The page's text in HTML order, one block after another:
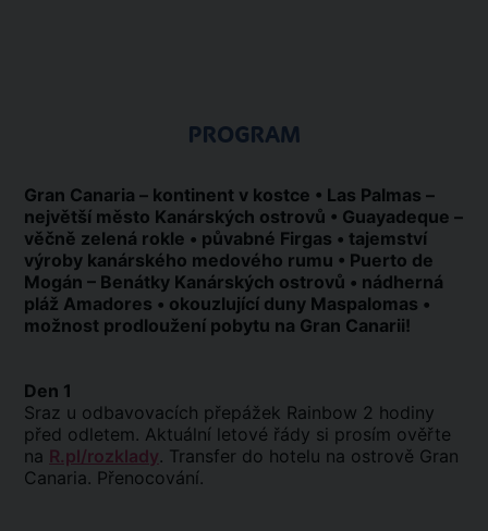
PROGRAM
Gran Canaria – kontinent v kostce • Las Palmas –
největší město Kanárských ostrovů • Guayadeque –
věčně zelená rokle • půvabné Firgas • tajemství
výroby kanárského medového rumu • Puerto de
Mogán – Benátky Kanárských ostrovů • nádherná
pláž Amadores • okouzlující duny Maspalomas •
možnost prodloužení pobytu na Gran Canarii!
Den 1
Sraz u odbavovacích přepážek Rainbow 2 hodiny
před odletem. Aktuální letové řády si prosím ověřte
na R.pl/rozklady. Transfer do hotelu na ostrově Gran
Canaria. Přenocování.